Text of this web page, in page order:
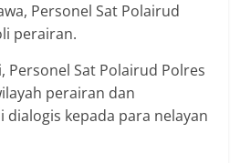
Personel Sat Polairud
perairan.
Personel Sat Polairud Polres
perairan dan
dialogis kepada para nelayan